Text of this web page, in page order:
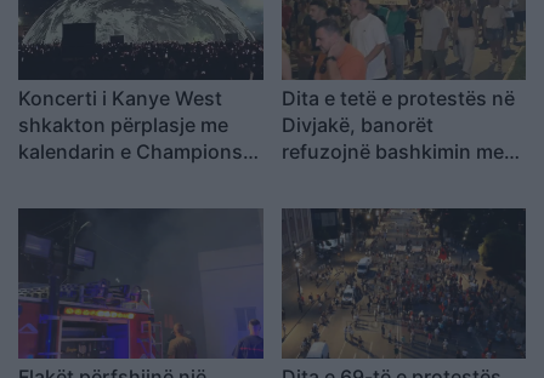
Koncerti i Kanye West
shkakton përplasje me
kalendarin e Champions
Dita e tetë e protestës në
Divjakë, banorët
refuzojnë bashkimin me